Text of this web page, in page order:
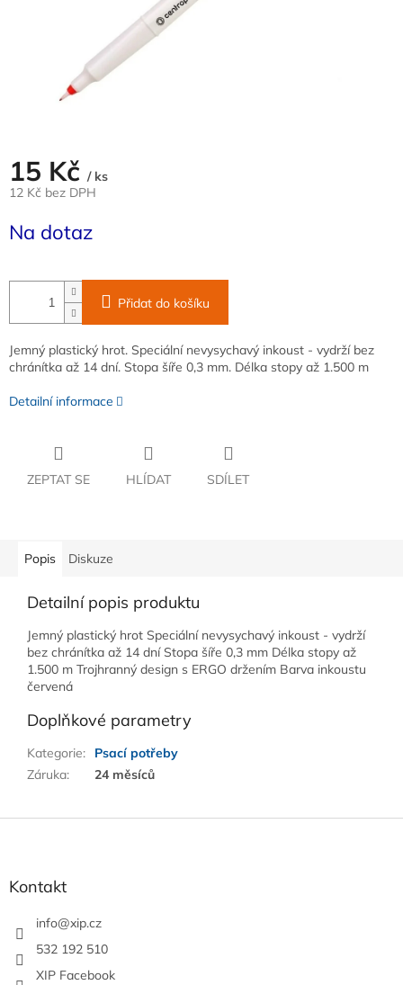
15 Kč / ks
12 Kč bez DPH
cena:
Na dotaz
Přidat do košíku
Jemný plastický hrot. Speciální nevysychavý inkoust - vydrží bez
chránítka až 14 dní. Stopa šíře 0,3 mm. Délka stopy až 1.500 m
Detailní informace
ZEPTAT SE HLÍDAT SDÍLET
Popis Diskuze
Detailní popis produktu
Jemný plastický hrot Speciální nevysychavý inkoust - vydrží
bez chránítka až 14 dní Stopa šíře 0,3 mm Délka stopy až
1.500 m Trojhranný design s ERGO držením Barva inkoustu
červená
Doplňkové parametry
Kategorie:
Psací potřeby
Záruka: 24 měsíců
Kontakt
info@xip.cz
532 192 510
XIP Facebook